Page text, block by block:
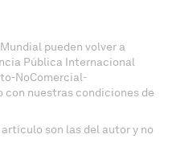
pueden volver a
Pública Internacional
NoComercial-
con nuestras condiciones de
son las del autor y no